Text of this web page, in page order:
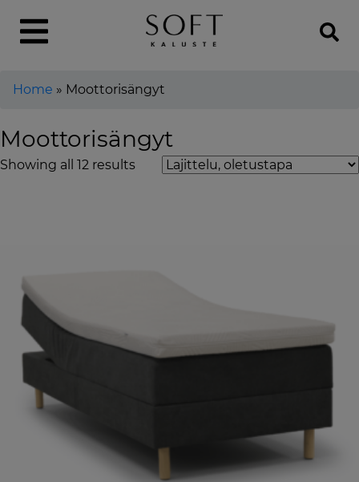
Home » Moottorisängyt
Moottorisängyt
Showing all 12 results